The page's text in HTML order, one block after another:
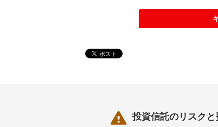
 投資信託のリスク